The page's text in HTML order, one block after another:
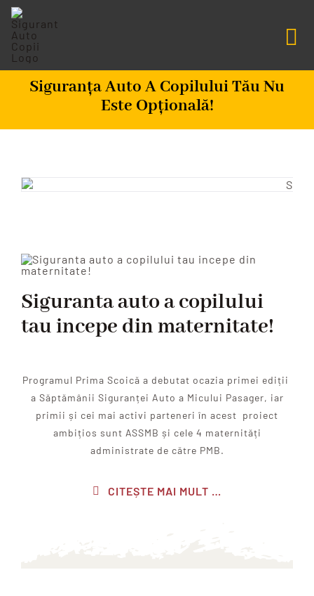
Salt
conținut
Centru De Informare
Programare
CAUTARE...
Siguranța Auto A Copilului Tău Nu
Este Opțională!
Siguranta auto a copilului
tau incepe din maternitate!
Programul Prima Scoică a debutat ocazia primei ediții
a Săptămânii Siguranței Auto a Micului Pasager, iar
primii și cei mai activi parteneri în acest proiect
ambițios sunt ASSMB și cele 4 maternități
administrate de către PMB.
CITEȘTE MAI MULT …